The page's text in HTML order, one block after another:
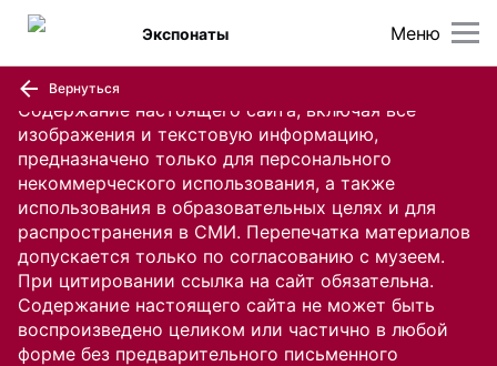
Содержание настоящего сайта, включая все
изображения и текстовую информацию,
предназначено только для персонального
некоммерческого использования, а также
использования в образовательных целях и для
распространения в СМИ. Перепечатка материалов
допускается только по согласованию с музеем.
При цитировании ссылка на сайт обязательна.
Содержание настоящего сайта не может быть
воспроизведено целиком или частично в любой
форме без предварительного письменного
Меню
Экспонаты
Вернуться